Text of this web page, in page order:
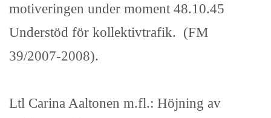
motiveringen under moment 48.10.45
Understöd för kollektivtrafik. (FM
39/2007-2008).
Ltl Carina Aaltonen m.fl.: Höjning av